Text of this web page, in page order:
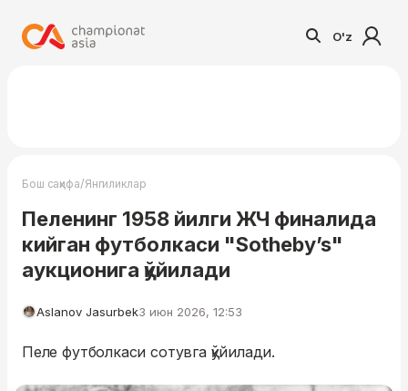
O'z
Бош саҳифа/Янгиликлар
Пеленинг 1958 йилги ЖЧ финалида
кийган футболкаси "Sotheby’s"
аукционига қўйилади
Aslanov Jasurbek3 июн 2026, 12:53
Пеле футболкаси сотувга қўйилади.